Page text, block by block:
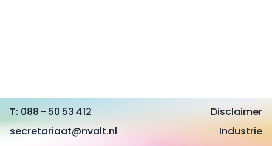
088 - 50 53 412
secretariaat@nvalt.nl
Disclaimer
Industrie